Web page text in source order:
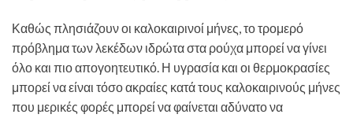
Καθώς πλησιάζουν οι καλοκαιρινοί μήνες, το τρομερό
πρόβλημα των λεκέδων ιδρώτα στα ρούχα μπορεί να γίνει
όλο και πιο απογοητευτικό. Η υγρασία και οι θερμοκρασίες
μπορεί να είναι τόσο ακραίες κατά τους καλοκαιρινούς μήνες
που μερικές φορές μπορεί να φαίνεται αδύνατο να